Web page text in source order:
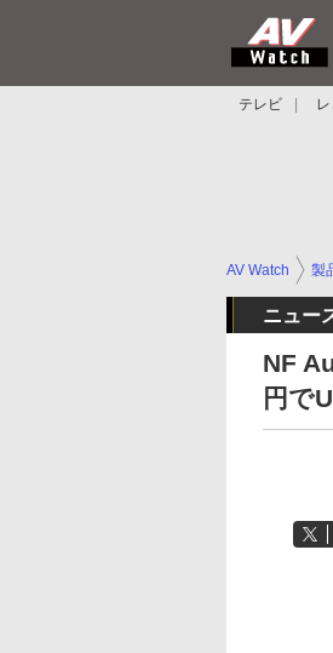
テレビ
AV Watch 製
ニュー
NF
円で